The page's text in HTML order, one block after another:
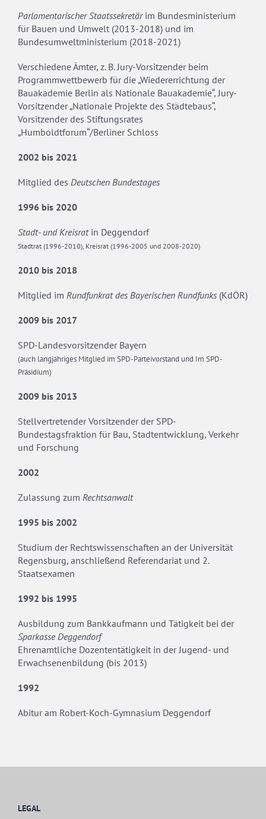
Parlamentarischer Staatssekretärim Bundesministerium
für Bauen und Umwelt (2013-2018) und im
Bundesumweltministerium (2018-2021)
Verschiedene Ämter, z. B. Jury-Vorsitzender beim
Programmwettbewerb für die „Wiedererrichtung der
Bauakademie Berlin als Nationale Bauakademie“, Jury-
Vorsitzender „Nationale Projekte des Städtebaus“,
Vorsitzender des Stiftungsrates
„Humboldtforum“/Berliner Schloss
2002 bis 2021
Mitglied des Deutschen Bundestages
1996 bis 2020
Stadt- und Kreisratin Deggendorf
Stadtrat (1996-2010), Kreisrat (1996-2005 und 2008-2020)
2010 bis 2018
Mitglied im Rundfunkrat des Bayerischen Rundfunks (KdÖR)
2009 bis 2017
SPD-Landesvorsitzender Bayern
(auch langjähriges Mitglied im SPD-Parteivorstand und Im SPD-
Präsidium)
2009 bis 2013
Stellvertretender Vorsitzender der SPD-
Bundestagsfraktion für Bau, Stadtentwicklung, Verkehr
und Forschung
2002
Zulassung zum Rechtsanwalt
1995 bis 2002
Studium der Rechtswissenschaften an der Universität
Regensburg, anschließend Referendariat und 2.
Staatsexamen
1992 bis 1995
Ausbildung zum Bankkaufmann und Tätigkeit bei der
Sparkasse Deggendorf
Ehrenamtliche Dozententätigkeit in der Jugend- und
Erwachsenenbildung (bis 2013)
1992
Abitur am Robert-Koch-Gymnasium Deggendorf
LEGAL